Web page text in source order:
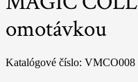
omotávkou
Katalógové číslo: VMCO008